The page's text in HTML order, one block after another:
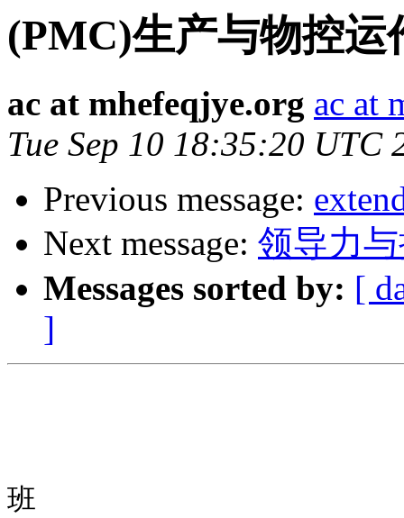
(PMC)生产与物控运
ac at mhefeqjye.org ac at
Tue Sep 10 18:35:20 UTC
Previous message:
Next message: 领导力
Messages sorted by: [
]
班